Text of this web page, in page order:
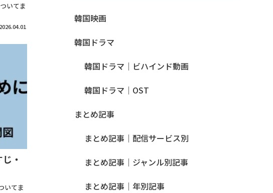
いてま
2026.04.01
・
いてま
韓国映画
韓国ドラマ
韓国ドラマ｜ビハインド動画
韓国ドラマ｜OST
まとめ記事
まとめ記事｜配信サービス別
まとめ記事｜ジャンル別記事
まとめ記事｜年別記事